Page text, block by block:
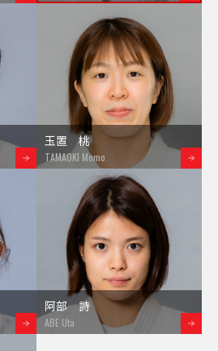
玉置 桃
TAMAOKI Momo
阿部 詩
ABE Uta